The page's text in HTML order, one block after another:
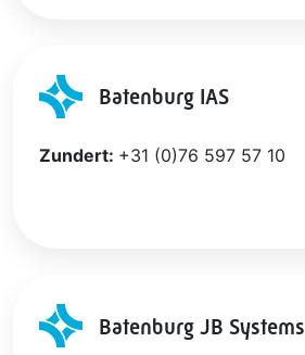
Batenburg IAS
Zundert: +31 (0)76 597 57 10
Batenburg JB Systems